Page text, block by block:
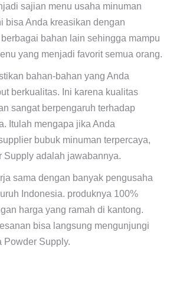
sajian menu usaha minuman
bisa Anda kreasikan dengan
bahan lain sehingga mampu
yang menjadi favorit semua orang.
bahan-bahan yang Anda
berkualitas. Ini karena kualitas
sangat berpengaruh terhadap
Itulah mengapa jika Anda
bubuk minuman terpercaya,
Supply adalah jawabannya.
sama dengan banyak pengusaha
Indonesia. produknya 100%
harga yang ramah di kantong.
bisa langsung mengunjungi
Powder Supply.